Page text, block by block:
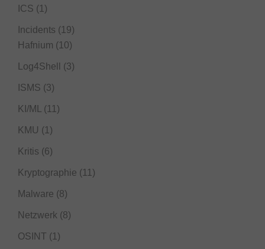
ICS (1)
Incidents (19)
Hafnium (10)
Log4Shell (3)
ISMS (3)
KI/ML (11)
KMU (1)
Kritis (6)
Kryptographie (11)
Malware (8)
Netzwerk (8)
OSINT (1)